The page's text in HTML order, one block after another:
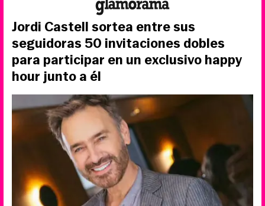
Jordi Castell sortea entre sus
seguidoras 50 invitaciones dobles
para participar en un exclusivo happy
hour junto a él